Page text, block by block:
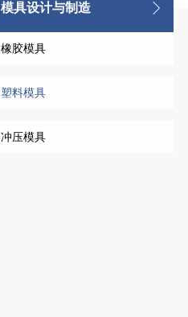
模具设计与制造
橡胶模具
塑料模具
冲压模具